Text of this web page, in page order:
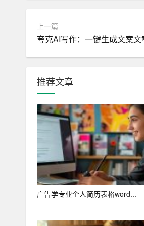
试，并在一家会计师事务
1. 认真负责，对待工作一
3. 适应能力强，能迅速融入
四、创新思维型
尊敬的招聘经理：
您好！我是一名视觉传达
并获得优异成绩。以下是
1. 设计了一款智能家居产
上一篇
夸克AI写作：一键生成文案
推荐文章
广告学专业个人简历表格word...